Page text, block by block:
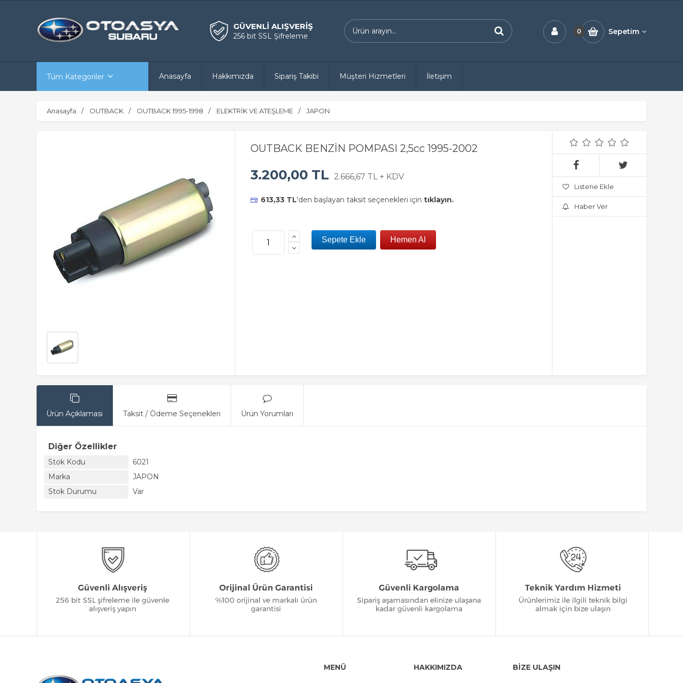
GÜVENLİ ALIŞVERİŞ
256 bit SSL Şifreleme
0 Sepetim
Tüm Kategoriler Anasayfa Hakkımızda Sipariş Takibi Müşteri Hizmetleri İletişim
Anasayfa OUTBACK OUTBACK 1995-1998 ELEKTRİK VE ATEŞLEME JAPON
OUTBACK BENZİN POMPASI 2,5cc 1995-2002
3.200,00 TL 2.666,67 TL + KDV
613,33 TL'den başlayan taksit seçenekleri için tıklayın.
Listene Ekle
Haber Ver
Ürün Açıklaması Taksit / Ödeme Seçenekleri Ürün Yorumları
Diğer Özellikler
Stok Kodu
6021
Marka
JAPON
Stok Durumu
Var
MENÜ HAKKIMIZDA BİZE ULAŞIN